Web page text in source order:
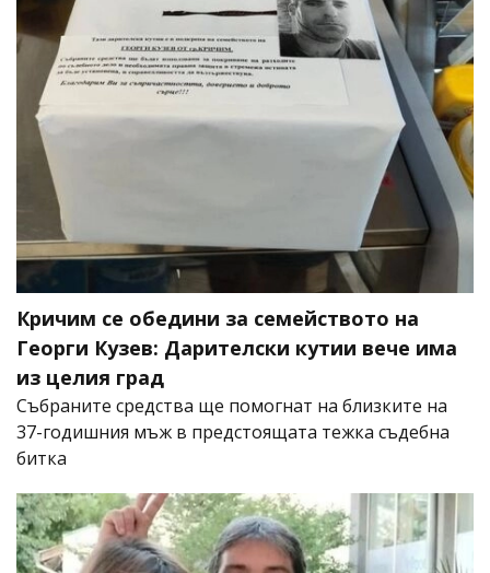
Кричим се обедини за семейството на
Георги Кузев: Дарителски кутии вече има
из целия град
Събраните средства ще помогнат на близките на
37-годишния мъж в предстоящата тежка съдебна
битка